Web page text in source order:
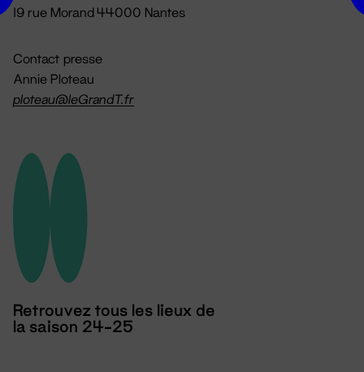
19 rue Morand 44000 Nantes
Contact presse
Annie Ploteau
ploteau@leGrandT.fr
Retrouvez tous les lieux de
la saison 24-25